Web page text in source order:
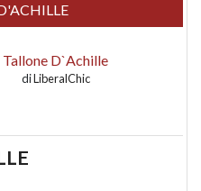
Tallone D`Achille
diLiberalChic